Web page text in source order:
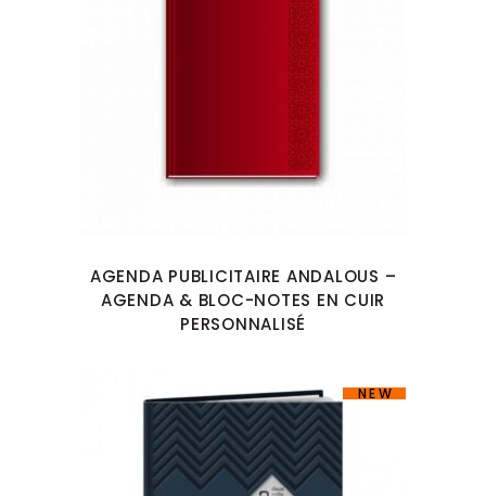
AGENDA PUBLICITAIRE ANDALOUS –
AGENDA & BLOC-NOTES EN CUIR
PERSONNALISÉ
NEW